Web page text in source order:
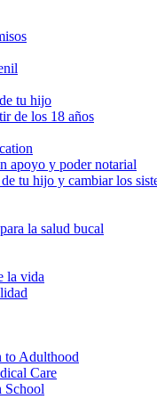
tu hijo
de los 18 años
apoyo y poder notarial
tu hijo y cambiar los
la salud bucal
la vida
to Adulthood
Care
School